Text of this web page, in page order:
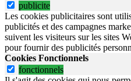
publicite
Les cookies publicitaires sont
publicités et des campagnes
suivent les visiteurs sur les sites
pour fournir des publicités
Cookies Fonctionnels
fonctionnels